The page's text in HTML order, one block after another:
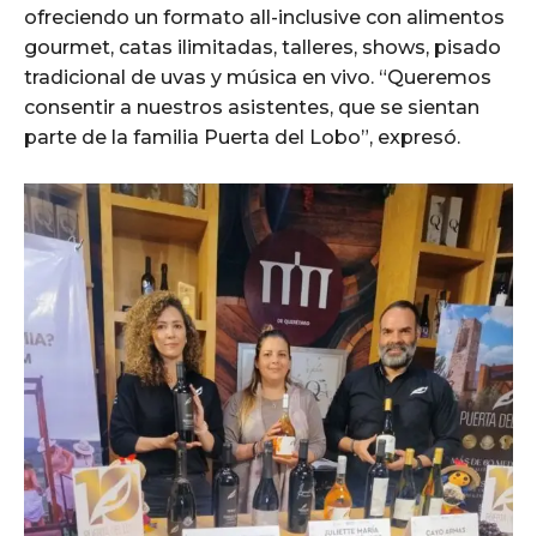
ofreciendo un formato all-inclusive con alimentos
gourmet, catas ilimitadas, talleres, shows, pisado
tradicional de uvas y música en vivo. “Queremos
consentir a nuestros asistentes, que se sientan
parte de la familia Puerta del Lobo”, expresó.